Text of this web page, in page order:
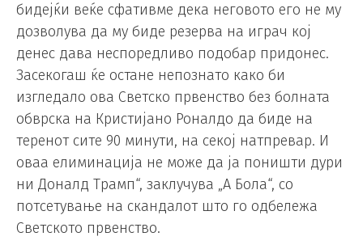
бидејќи веќе сфативме дека неговото его не му
дозволува да му биде резерва на играч кој
денес дава неспоредливо подобар придонес.
Засекогаш ќе остане непознато како би
изгледало ова Светско првенство без болната
обврска на Кристијано Роналдо да биде на
теренот сите 90 минути, на секој натпревар. И
оваа елиминација не може да ја поништи дури
ни Доналд Трамп“, заклучува „А Бола“, со
потсетување на скандалот што го одбележа
Светското првенство.